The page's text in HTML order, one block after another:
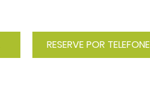
RESERVE POR TELEFONE